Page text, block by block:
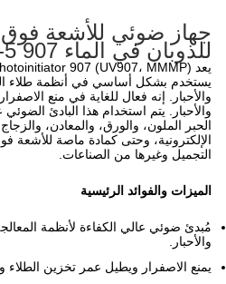
جهاز ضوئي للأشعة فوق
للذوبان في الماء 907 CAS 71868-10-5
يستخدم بشكل أساسي في أنظمة طلاء
والأحبار. إنه فعال للغاية في منع
والأحبار. يتم استخدام هذا البادئ
الحبر الملون، والورق، والمعادن، والزجاج
الإلكترونية، وحتى كمادة ماصة للأشعة
التجميل وغيرها من الصناعات.
الميزات والفوائد الرئيسية
مُبدئ ضوئي عالي الكفاءة لأنظمة
والأحبار.
يمنع الاصفرار ويطيل عمر تخزين الطلاء